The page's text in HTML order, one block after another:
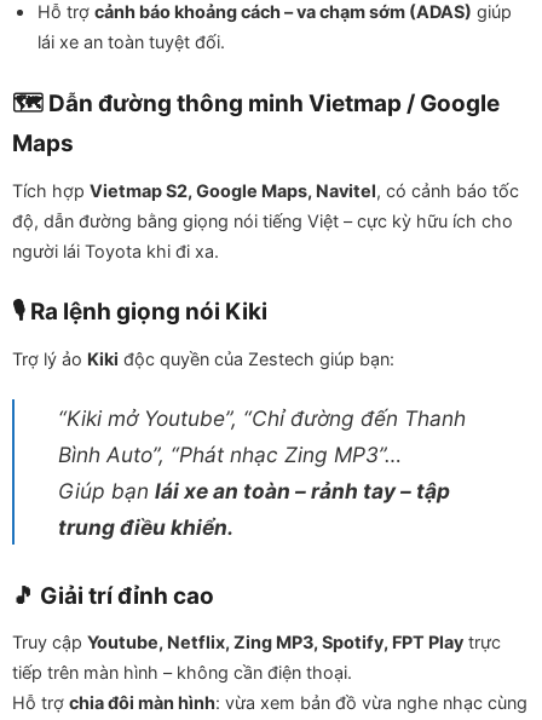
Hỗ trợ cảnh báo khoảng cách – va chạm sớm (ADAS) giúp
lái xe an toàn tuyệt đối.
🗺️ Dẫn đường thông minh Vietmap / Google
Maps
Tích hợp Vietmap S2, Google Maps, Navitel, có cảnh báo tốc
độ, dẫn đường bằng giọng nói tiếng Việt – cực kỳ hữu ích cho
người lái Toyota khi đi xa.
🎙️ Ra lệnh giọng nói Kiki
Trợ lý ảo Kiki độc quyền của Zestech giúp bạn:
“Kiki mở Youtube”, “Chỉ đường đến Thanh
Bình Auto”, “Phát nhạc Zing MP3”…
Giúp bạn lái xe an toàn – rảnh tay – tập
trung điều khiển.
🎵 Giải trí đỉnh cao
Truy cập Youtube, Netflix, Zing MP3, Spotify, FPT Play trực
tiếp trên màn hình – không cần điện thoại.
Hỗ trợ chia đôi màn hình: vừa xem bản đồ vừa nghe nhạc cùng